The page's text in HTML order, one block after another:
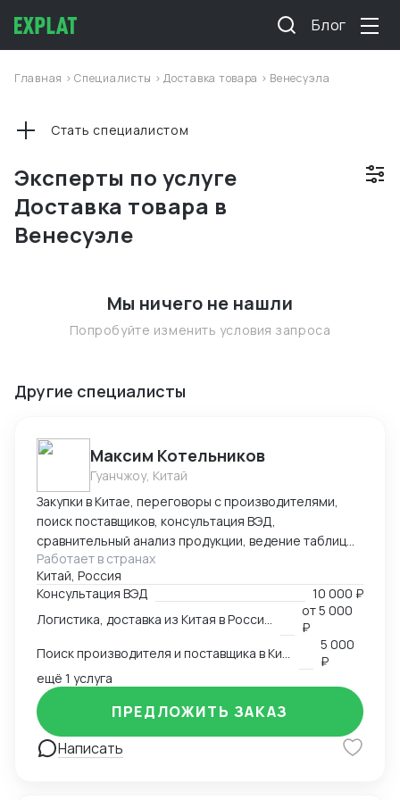
Блог
Главная >Специалисты >Доставка товара > Венесуэла
Эксперты по услуге
Доставка товара в
Венесуэле
Стать специалистом
Мы ничего не нашли
Попробуйте изменить условия запроса
Другие специалисты
Максим Котельников
Гуанчжоу, Китай
Закупки в Китае, переговоры с производителями,
поиск поставщиков, консультация ВЭД,
сравнительный анализ продукции, ведение таблиц
google excel, синхронный перевод с китайского,
синхронный перевод с английского, международная
логистика
Работает в странах
Китай, Россия
Консультация ВЭД
10 000 ₽
от5 000
₽
5 000
₽
ещё 1 услуга
Написать
ПРЕДЛОЖИТЬ ЗАКАЗ